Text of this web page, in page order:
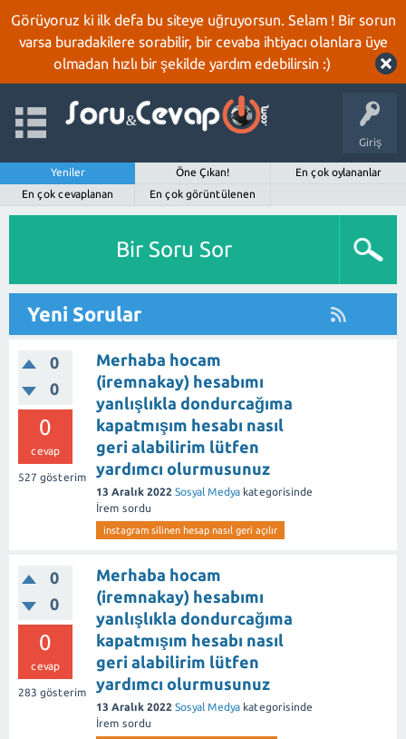
Görüyoruz ki ilk defa bu siteye uğruyorsun. Selam ! Bir sorun
varsa buradakilere sorabilir, bir cevaba ihtiyacı olanlara üye
olmadan hızlı bir şekilde yardım edebilirsin :)
Giriş
Yeniler Öne Çıkan!
En çok oylananlar
En çok cevaplanan
En çok görüntülenen
Bir Soru Sor
Yeni Sorular
0
0
0
cevap
527 gösterim
Merhaba hocam
(iremnakay) hesabımı
yanlışlıkla dondurcağıma
kapatmışım hesabı nasıl
geri alabilirim lütfen
yardımcı olurmusunuz
13 Aralık 2022 Sosyal Medya kategorisinde
İrem sordu
instagram silinen hesap nasıl geri açılır
0
0
0
cevap
283 gösterim
Merhaba hocam
(iremnakay) hesabımı
yanlışlıkla dondurcağıma
kapatmışım hesabı nasıl
geri alabilirim lütfen
yardımcı olurmusunuz
13 Aralık 2022 Sosyal Medya kategorisinde
İrem sordu